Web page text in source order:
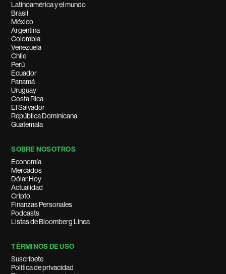
Latinoamérica y el mundo
Brasil
México
Argentina
Colombia
Venezuela
Chile
Perú
Ecuador
Panamá
Uruguay
Costa Rica
El Salvador
República Dominicana
Guatemala
SOBRE NOSOTROS
Economía
Mercados
Dólar Hoy
Actualidad
Cripto
Finanzas Personales
Podcasts
Listas de Bloomberg Línea
TÉRMINOS DE USO
Suscríbete
Política de privacidad